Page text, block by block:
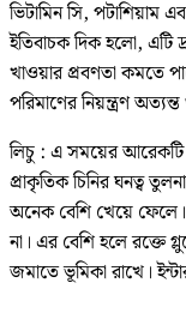
ভিটামিন সি, পটাশিয়াম
ইতিবাচক দিক হলো, এটি
খাওয়ার প্রবণতা কমতে
পরিমাণের নিয়ন্ত্রণ
লিচু : এ সময়ের
প্রাকৃতিক চিনির ঘনত্ব
অনেক বেশি খেয়ে ফেলে।
না। এর বেশি হলে রক্তে
জমাতে ভূমিকা রাখে।